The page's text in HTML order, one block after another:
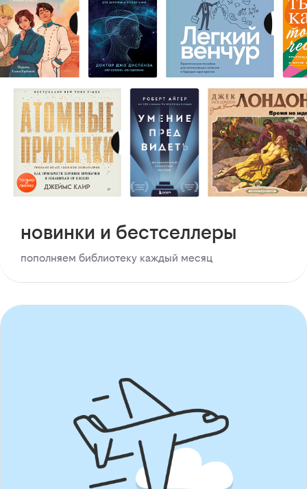
новинки и бестселлеры
пополняем библиотеку каждый месяц